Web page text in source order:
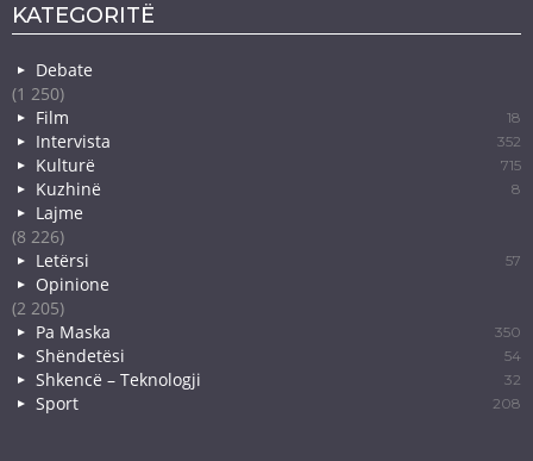
KATEGORITË
Debate
(1 250)
Film
18
Intervista 352
Kulturë 715
Kuzhinë 8
Lajme
(8 226)
Letërsi
57
Opinione
(2 205)
Pa Maska
350
Shëndetësi 54
Shkencë – Teknologji 32
Sport 208